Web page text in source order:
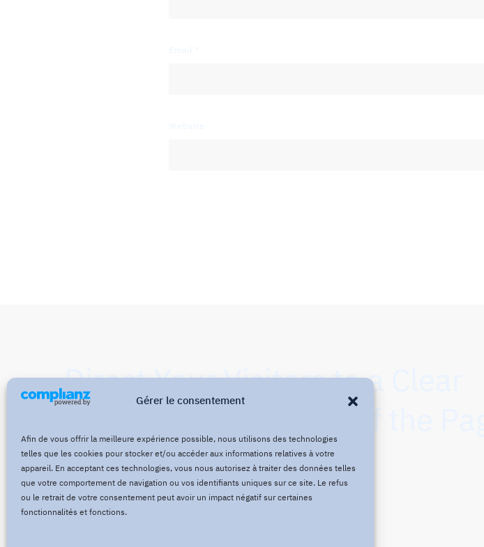
Gérer le consentement
Afin de vous offrir la meilleure expérience possible, nous utilisons des technologies
telles que les cookies pour stocker et/ou accéder aux informations relatives à votre
appareil. En acceptant ces technologies, vous nous autorisez à traiter des données telles
que votre comportement de navigation ou vos identifiants uniques sur ce site. Le refus
ou le retrait de votre consentement peut avoir un impact négatif sur certaines
fonctionnalités et fonctions.
Direct Your Visitors to a Clear
Action at the Bottom of the Page
Click Here Now